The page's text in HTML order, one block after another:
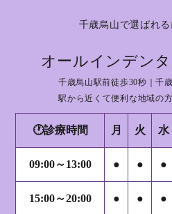
千歳烏山で選ばれ
オールインデン
千歳烏山駅前徒歩30秒｜千
駅から近くて便利な地域の
🕐診療時間 月 火 水
09:00～13:00 ● ● ●
15:00～20:00 ● ● ●